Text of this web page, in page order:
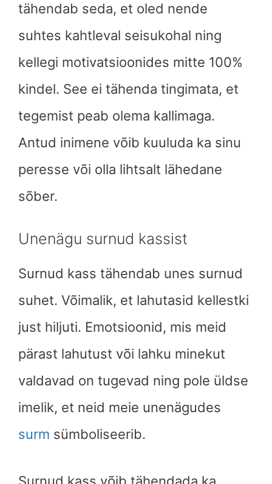
tähendab seda, et oled nende
suhtes kahtleval seisukohal ning
kellegi motivatsioonides mitte 100%
kindel. See ei tähenda tingimata, et
tegemist peab olema kallimaga.
Antud inimene võib kuuluda ka sinu
peresse või olla lihtsalt lähedane
sõber.
Unenägu surnud kassist
Surnud kass tähendab unes surnud
suhet. Võimalik, et lahutasid kellestki
just hiljuti. Emotsioonid, mis meid
pärast lahutust või lahku minekut
valdavad on tugevad ning pole üldse
imelik, et neid meie unenägudes
surm sümboliseerib.